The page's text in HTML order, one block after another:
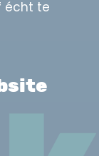
écht te